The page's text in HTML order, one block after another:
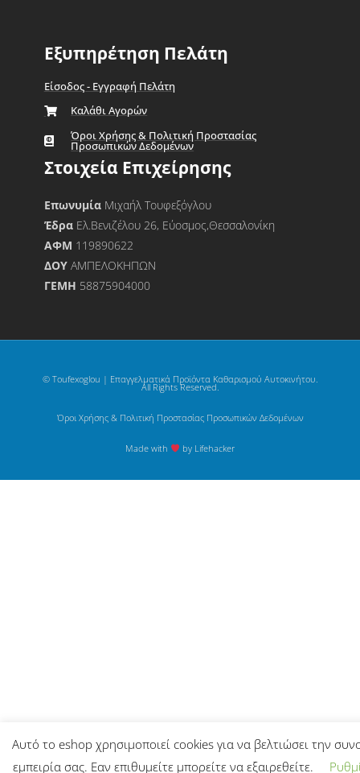
Εξυπηρέτηση Πελάτη
Είσοδος - Εγγραφή Πελάτη
Καλάθι Αγορών
Όροι Χρήσης & Πολιτική Προστασίας
Προσωπικών Δεδομένων
Στοιχεία Επιχείρησης
Επωνυμία Μιχαήλ Τουφεξόγλου
Έδρα Ελ.Βενιζέλου 26, Εύοσμος,Θεσσαλονίκη
ΑΦΜ 119890622
ΔΟΥΑΜΠΕΛΟΚΗΠΩΝ
ΓΕΜΗ 58875904000
© Toufexoglou | Επαγγελματικά Προϊόντα Καθαρισμού Αυτοκινήτου.
All Rights Reserved.
Όροι Χρήσης & Πολιτική Προστασίας Προσωπικών Δεδομένων
Made with by Lifehacker
Αυτό το eshop χρησιμοποιεί cookies για να βελτιώσει την
εμπειρία σας. Εαν επιθυμείτε μπορείτε να εξαιρεθείτε.